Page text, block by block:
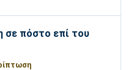
σε πόστο επί του